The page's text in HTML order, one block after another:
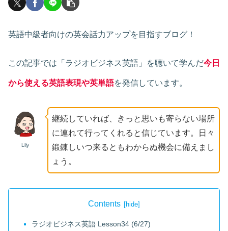
英語中級者向けの英会話力アップを目指すブログ！
この記事では「ラジオビジネス英語」を聴いて学んだ今日
から使える英語表現や英単語を発信しています。
Lily
継続していれば、きっと思いも寄らない場所
に連れて行ってくれると信じています。日々
鍛錬しいつ来るともわからぬ機会に備えまし
ょう。
Contents
ラジオビジネス英語 Lesson34 (6/27)